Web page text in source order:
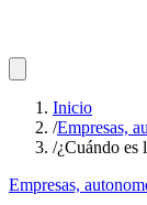
Inicio
/Empresas,
/¿Cuándo es
Empresas,